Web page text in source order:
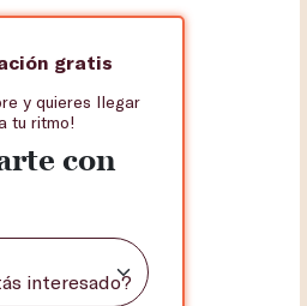
gratis
y quieres llegar
tu ritmo!
con